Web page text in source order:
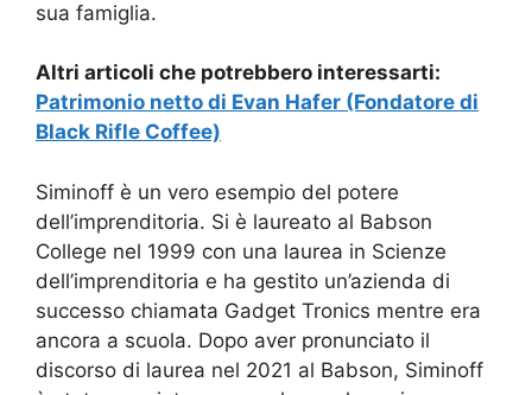
sua famiglia.
Altri articoli che potrebbero interessarti:
Patrimonio netto di Evan Hafer (Fondatore di
Black Rifle Coffee)
Siminoff è un vero esempio del potere
dell’imprenditoria. Si è laureato al Babson
College nel 1999 con una laurea in Scienze
dell’imprenditoria e ha gestito un’azienda di
successo chiamata Gadget Tronics mentre era
ancora a scuola. Dopo aver pronunciato il
discorso di laurea nel 2021 al Babson, Siminoff